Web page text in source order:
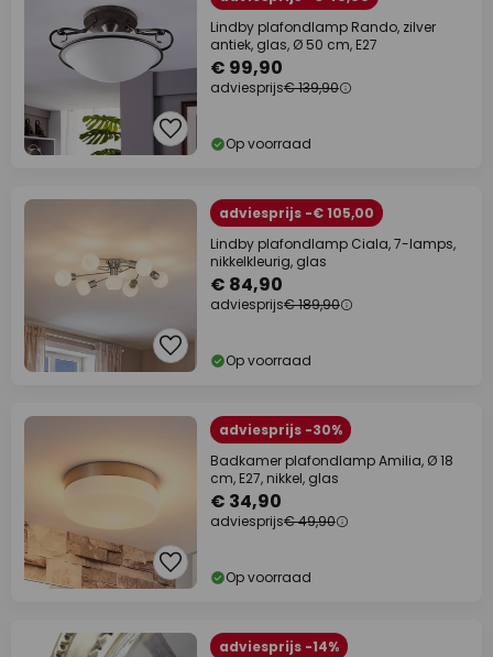
Lindby plafondlamp Rando, zilver
antiek, glas, Ø 50 cm, E27
€ 99,90
adviesprijs€ 139,90
Op voorraad
adviesprijs -€ 105,00
Lindby plafondlamp Ciala, 7-lamps,
nikkelkleurig, glas
€ 84,90
adviesprijs€ 189,90
Op voorraad
adviesprijs -30%
Badkamer plafondlamp Amilia, Ø 18
cm, E27, nikkel, glas
€ 34,90
adviesprijs€ 49,90
Op voorraad
adviesprijs -14%